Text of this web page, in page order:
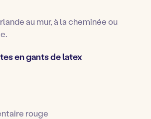
au mur, à la cheminée ou
en gants de latex
rouge